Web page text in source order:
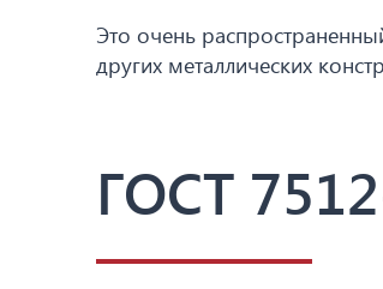
Это очень
других металлических
ГОСТ